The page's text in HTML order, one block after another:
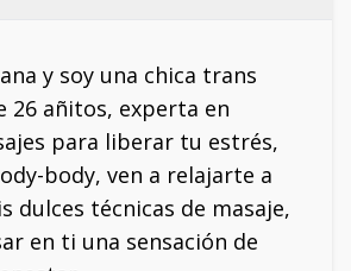
y soy una chica trans
26 añitos, experta en
para liberar tu estrés,
body, ven a relajarte a
dulces técnicas de masaje,
en ti una sensación de